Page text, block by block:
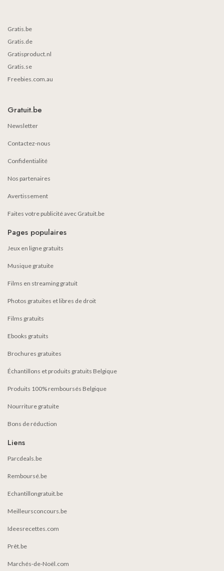
Gratis.be
Gratis.de
Gratisproduct.nl
Gratis.se
Freebies.com.au
Gratuit.be
Newsletter
Contactez-nous
Confidentialité
Nos partenaires
Avertissement
Faites votre publicité avec Gratuit.be
Pages populaires
Jeux en ligne gratuits
Musique gratuite
Films en streaming gratuit
Photos gratuites et libres de droit
Films gratuits
Ebooks gratuits
Brochures gratuites
Échantillons et produits gratuits Belgique
Produits 100% remboursés Belgique
Nourriture gratuite
Bons de réduction
Liens
Parcdeals.be
Remboursé.be
Echantillongratuit.be
Meilleursconcours.be
Ideesrecettes.com
Prêt.be
Marchés-de-Noël.com